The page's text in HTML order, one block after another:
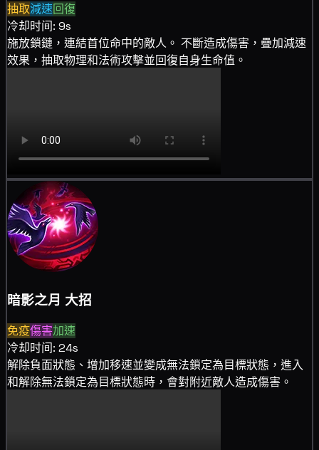
抽取減速回復
冷却时间: 9s
施放鎖鏈，連結首位命中的敵人。 不斷造成傷害，疊加減速
效果， 抽取物理和法術攻擊並回復自身生命值。
暗影之月 大招
免疫傷害加速
冷却时间: 24s
解除負面狀態、增加移速並變成無法鎖定為目標狀態，進入
和解除無法鎖定為目標狀態時，會對附近敵人造成傷害。